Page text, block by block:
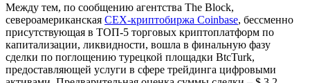
Между тем, по сообщению агентства The Block,
североамериканская CEX-криптобиржа Coinbase, бессменно
присутствующая в ТОП-5 торговых криптоплатформ по
капитализации, ликвидности, вошла в финальную фазу
сделки по поглощению турецкой площадки BtcTurk,
предоставляющей услуги в сфере трейдинга цифровыми